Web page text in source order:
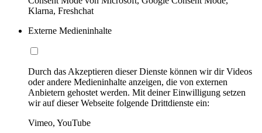
Klarna, Freshchat
Externe Medieninhalte
Durch das Akzeptieren dieser Dienste können wir dir Videos
oder andere Medieninhalte anzeigen, die von externen
Anbietern gehostet werden. Mit deiner Einwilligung setzen
wir auf dieser Webseite folgende Drittdienste ein:
Vimeo, YouTube